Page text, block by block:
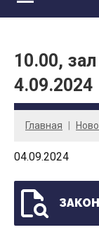
10.00,
4.09.2024
Главная
04.09.2024